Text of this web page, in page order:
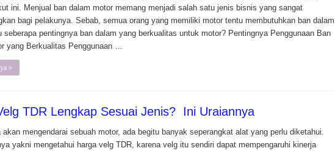
ini. Menjual ban dalam motor memang menjadi salah satu jenis bisnis yang sangat
bagi pelakunya. Sebab, semua orang yang memiliki motor tentu membutuhkan ban dalam
seberapa pentingnya ban dalam yang berkualitas untuk motor? Pentingnya Penggunaan Ban
yang Berkualitas Penggunaan …
»
TDR Lengkap Sesuai Jenis? Ini Uraiannya
akan mengendarai sebuah motor, ada begitu banyak seperangkat alat yang perlu diketahui.
yakni mengetahui harga velg TDR, karena velg itu sendiri dapat mempengaruhi kinerja